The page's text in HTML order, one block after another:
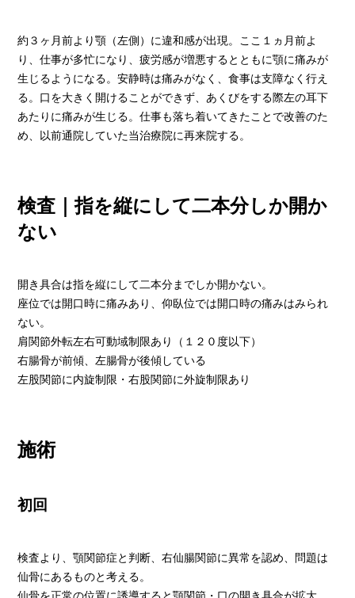
約３ヶ月前より顎（左側）に違和感が出現。ここ１ヵ月前よ
り、仕事が多忙になり、疲労感が増悪するとともに顎に痛みが
生じるようになる。安静時は痛みがなく、食事は支障なく行え
る。口を大きく開けることができず、あくびをする際左の耳下
あたりに痛みが生じる。仕事も落ち着いてきたことで改善のた
め、以前通院していた当治療院に再来院する。
検査｜指を縦にして二本分しか開か
ない
開き具合は指を縦にして二本分までしか開かない。
座位では開口時に痛みあり、仰臥位では開口時の痛みはみられ
ない。
肩関節外転左右可動域制限あり（１２０度以下）
右腸骨が前傾、左腸骨が後傾している
左股関節に内旋制限・右股関節に外旋制限あり
施術
初回
検査より、顎関節症と判断、右仙腸関節に異常を認め、問題は
仙骨にあるものと考える。